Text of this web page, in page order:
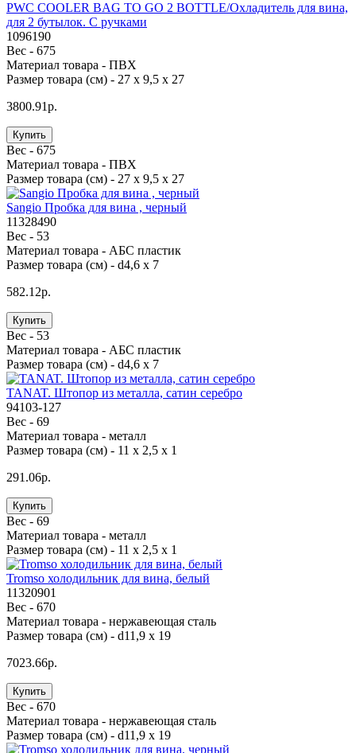
PWC COOLER BAG TO GO 2 BOTTLE/Охладитель для вина,
для 2 бутылок. С ручками
1096190
Вес - 675
Материал товара - ПВХ
Размер товара (см) - 27 х 9,5 х 27
3800.91р.
Купить
Вес - 675
Материал товара - ПВХ
Размер товара (см) - 27 х 9,5 х 27
Sangio Пробка для вина , черный
11328490
Вес - 53
Материал товара - АБС пластик
Размер товара (см) - d4,6 х 7
582.12р.
Купить
Вес - 53
Материал товара - АБС пластик
Размер товара (см) - d4,6 х 7
TANAT. Штопор из металла, сатин серебро
94103-127
Вес - 69
Материал товара - металл
Размер товара (см) - 11 х 2,5 х 1
291.06р.
Купить
Вес - 69
Материал товара - металл
Размер товара (см) - 11 х 2,5 х 1
Tromso холодильник для вина, белый
11320901
Вес - 670
Материал товара - нержавеющая cталь
Размер товара (см) - d11,9 x 19
7023.66р.
Купить
Вес - 670
Материал товара - нержавеющая cталь
Размер товара (см) - d11,9 x 19